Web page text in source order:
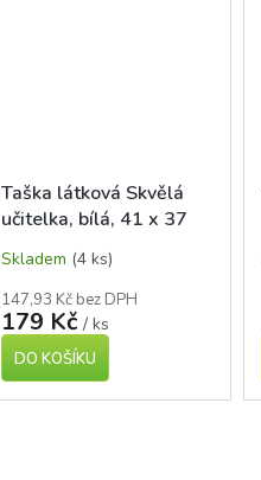
Taška látková Skvělá
učitelka, bílá, 41 x 37
Skladem (4 ks)
147,93 Kč bez DPH
179 Kč / ks
DO KOŠÍKU